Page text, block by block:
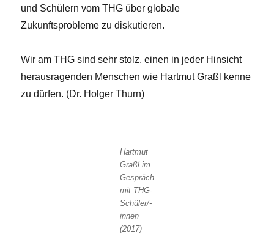
und Schülern vom THG über globale
Zukunftsprobleme zu diskutieren.
Wir am THG sind sehr stolz, einen in jeder Hinsicht
herausragenden Menschen wie Hartmut Graßl kenne
zu dürfen. (Dr. Holger Thurn)
Hartmut
Graßl im
Gespräch
mit THG-
Schüler/-
innen
(2017)